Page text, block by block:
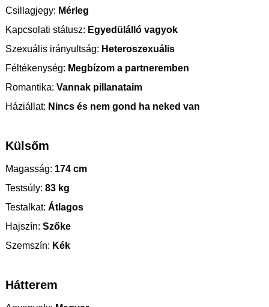
Csillagjegy: Mérleg
Kapcsolati státusz: Egyedülálló vagyok
Szexuális irányultság: Heteroszexuális
Féltékenység: Megbízom a partneremben
Romantika: Vannak pillanataim
Háziállat: Nincs és nem gond ha neked van
Külsőm
Magasság: 174 cm
Testsúly: 83 kg
Testalkat: Átlagos
Hajszín: Szőke
Szemszín: Kék
Hátterem